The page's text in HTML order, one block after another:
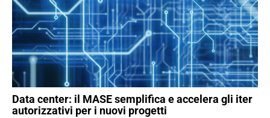
Data center: il MASE semplifica e accelera gli iter
autorizzativi per i nuovi progetti